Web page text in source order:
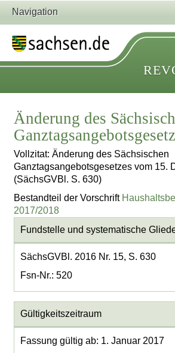
Navigation
Änderung des
Vollzitat: Änderung des Sächsischen
Ganztagsangebotsgesetzes vom 15.
(SächsGVBl. S. 630)
Bestandteil der Vorschrift
2017/2018
Fundstelle und systematische
SächsGVBl. 2016 Nr. 15, S. 630
Fsn-Nr.: 520
Gültigkeitszeitraum
Fassung gültig ab: 1. Januar 2017